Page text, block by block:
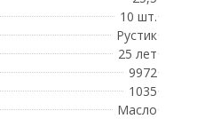
10 шт.
Рустик
25 лет
9972
1035
Масло